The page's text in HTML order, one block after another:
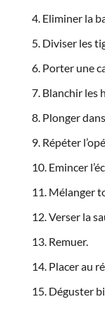
Eliminer la
Diviser les
Porter une
Blanchir les
Plonger dans
Répéter
Emincer
Mélanger
Verser la
Remuer.
Placer au
Déguster